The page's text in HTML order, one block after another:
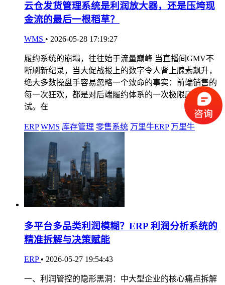
云仓发货管理系统是利润放大器，还是压垮现
金流的最后一根稻草？
WMS • 2026-05-28 17:19:27
履约系统的崩塌，往往始于流量巅峰 当直播间GMV不
断刷新纪录，当大促战报上的数字令人肾上腺素飙升，
绝大多数操盘手容易忽略一个致命的事实：前端销售的
每一次狂欢，都是对后端履约体系的一次极限压力测
试。在
ERP WMS 库存管理 零售系统 万里牛ERP 万里牛
多平台多品类利润模糊？ERP 利润分析系统的
精准拆解与决策赋能
ERP • 2026-05-27 19:54:43
一、利润管控的隐形黑洞：中大型企业的核心痛点拆解